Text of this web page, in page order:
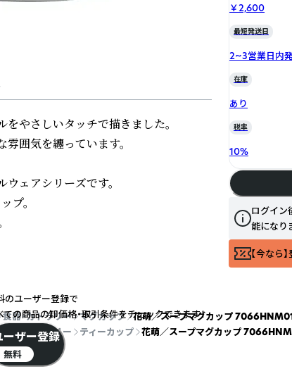
やさしいタッチで描きました。
囲気を纏っています。
ェアシリーズです。
プ。
￥2,600
最短発送日
2~3営業日内
在庫
あり
税率
10%
ログイン
能になり
【今なら
食器・カトラリー マグカップ
花萌／スープマグカップ
食器・カトラリー ティーカップ 花萌／スープマグカップ
のユーザー登録で
ての商品の卸価格・取引条件をチェックできます！
ーザー登録
無料